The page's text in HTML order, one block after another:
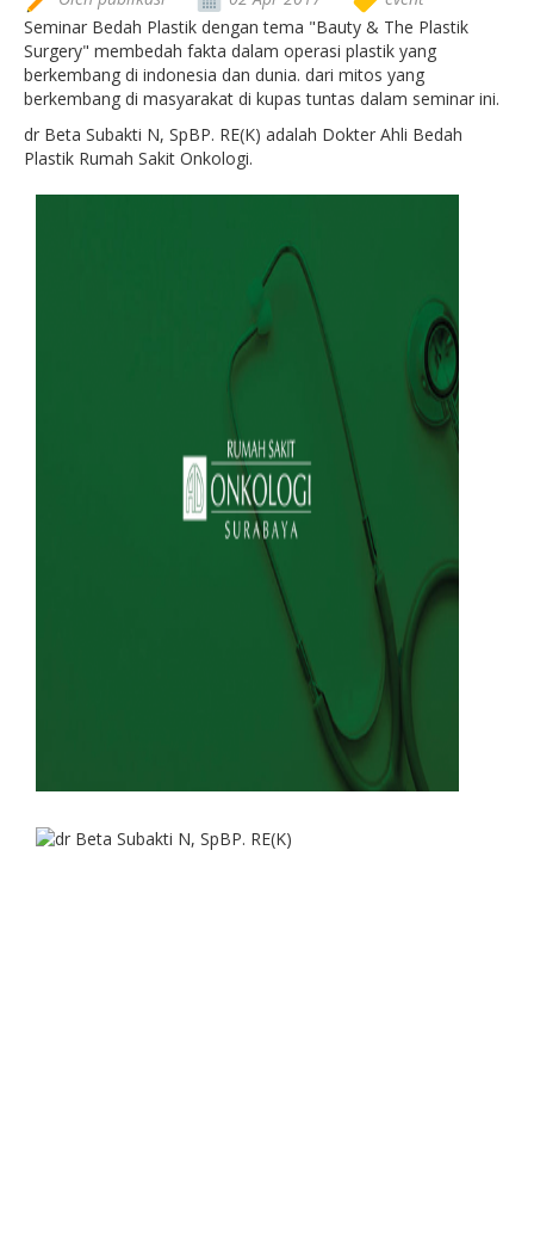
Seminar Bedah Plastik dengan tema "Bauty & The Plastik
Surgery" membedah fakta dalam operasi plastik yang
berkembang di indonesia dan dunia. dari mitos yang
berkembang di masyarakat di kupas tuntas dalam seminar ini.
dr Beta Subakti N, SpBP. RE(K) adalah Dokter Ahli Bedah
Plastik Rumah Sakit Onkologi.